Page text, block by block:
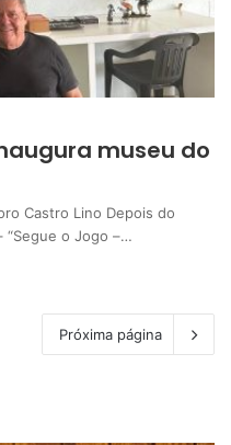
museu do
Castro Lino Depois do
“Segue o Jogo –…
Próxima página